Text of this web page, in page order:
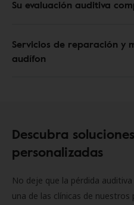
Su evaluación auditiva
Servicios de reparación y
audífon
Descubra
personalizadas
No deje que la pérdida
una de las clínicas de